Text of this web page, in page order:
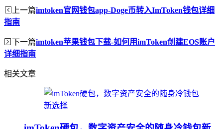
上一篇imtoken官网钱包app-Doge币转入ImToken钱包详细
指南
下一篇imtoken苹果钱包下载-如何用imToken创建EOS账户
详细指南
相关文章